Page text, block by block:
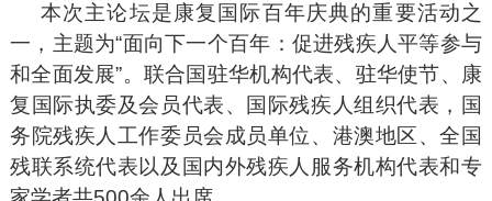
本次主论坛是康复国际百年庆典的重要活动之
一，主题为“面向下一个百年：促进残疾人平等参与
和全面发展”。联合国驻华机构代表、驻华使节、康
复国际执委及会员代表、国际残疾人组织代表，国
务院残疾人工作委员会成员单位、港澳地区、全国
残联系统代表以及国内外残疾人服务机构代表和专